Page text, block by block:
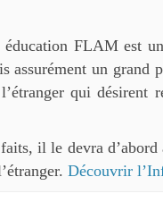
FLAM est
un grand
qui désirent
il le devra d’abord
Découvrir